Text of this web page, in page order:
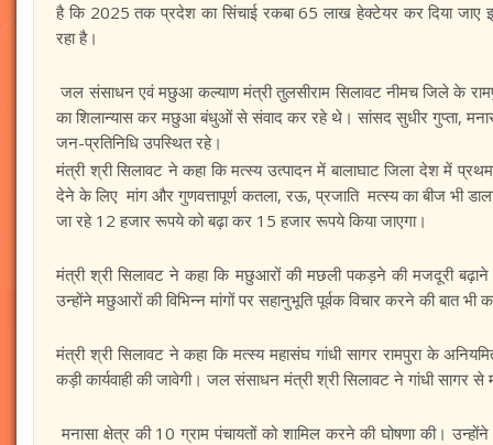
है कि 2025 तक प्रदेश का सिंचाई रकबा 65 लाख हेक्टेयर कर दिया जाए
रहा है।
जल संसाधन एवं मछुआ कल्याण मंत्री तुलसीराम सिलावट नीमच जिले के
का शिलान्यास कर मछुआ बंधुओं से संवाद कर रहे थे। सांसद सुधीर गुप्ता,
जन-प्रतिनिधि उपस्थित रहे।
मंत्री श्री सिलावट ने कहा कि मत्स्य उत्पादन में बालाघाट जिला देश में
देने के लिए मांग और गुणवत्तापूर्ण कतला, रऊ, प्रजाति मत्स्य का बीज भी
जा रहे 12 हजार रूपये को बढ़ा कर 15 हजार रूपये किया जाएगा।
मंत्री श्री सिलावट ने कहा कि मछुआरों की मछली पकड़ने की मजदूरी
उन्होंने मछुआरों की विभिन्न मांगों पर सहानुभूति पूर्वक विचार करने की बात भी
मंत्री श्री सिलावट ने कहा कि मत्स्य महासंघ गांधी सागर रामपुरा के
कड़ी कार्यवाही की जावेगी। जल संसाधन मंत्री श्री सिलावट ने गांधी सागर
मनासा क्षेत्र की 10 ग्राम पंचायतों को शामिल करने की घोषणा की।